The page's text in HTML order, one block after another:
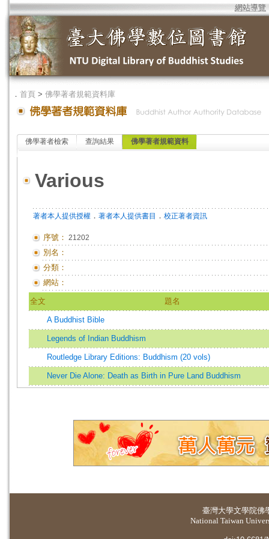
網站導覽
． 首頁 > 佛學著者規範資料庫
佛學著者檢索 查詢結果 佛學著者規範資料
Various
著者本人提供授權 ． 著者本人提供書目 ． 校正著者資訊
序號： 21202
別名：
分類：
網站：
全文 題名
A Buddhist Bible
Legends of Indian Buddhism
Routledge Library Editions: Buddhism (20 vols)
Never Die Alone: Death as Birth in Pure Land Buddhism
臺灣大學文學院佛
National Taiwan